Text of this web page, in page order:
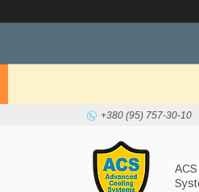
+380 (95) 757-30-10